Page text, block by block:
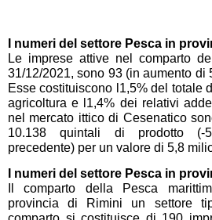
I numeri del settore Pesca in
Le imprese attive nel comparto
31/12/2021, sono 93 (in aumento di
Esse costituiscono l1,5% del totale
agricoltura e l1,4% dei relativi
nel mercato ittico di Cesenatico
10.138 quintali di prodotto (-
precedente) per un valore di 5,8
I numeri del settore Pesca in
Il comparto della Pesca
provincia di Rimini un settore